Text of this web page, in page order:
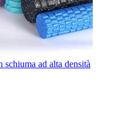
ad alta densità